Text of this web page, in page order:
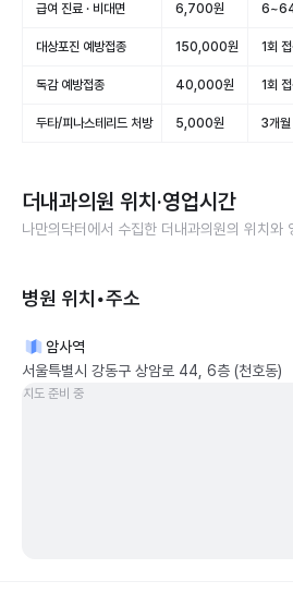
급여 진료 · 비대면 6,700원
대상포진 예방접종 150,000원 1회
독감 예방접종 40,000원 1회
두타/피나스테리드 처방 5,000원 3개월
더내과의원 위치·영업시간
나만의닥터에서 수집한 더내과의원의 위치와
병원 위치•주소
암사역
서울특별시 강동구 상암로 44, 6층 (천호동)
지도 준비 중